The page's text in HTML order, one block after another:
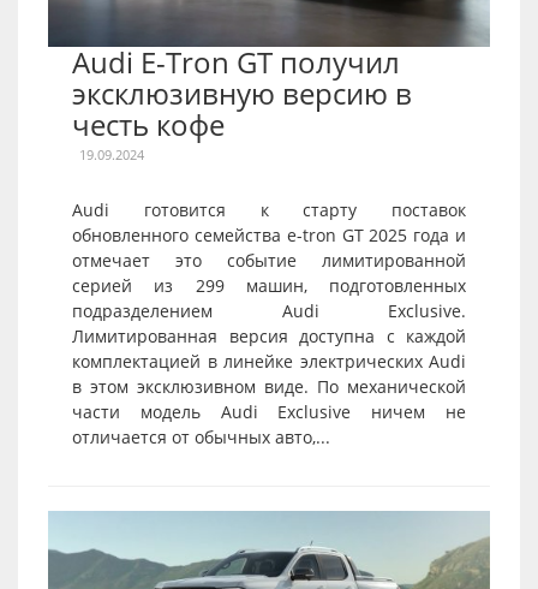
Audi E-Tron GT получил
эксклюзивную версию в
честь кофе
19.09.2024
Audi готовится к старту поставок
обновленного семейства e-tron GT 2025 года и
отмечает это событие лимитированной
серией из 299 машин, подготовленных
подразделением Audi Exclusive.
Лимитированная версия доступна с каждой
комплектацией в линейке электрических Audi
в этом эксклюзивном виде. По механической
части модель Audi Exclusive ничем не
отличается от обычных авто,...